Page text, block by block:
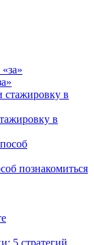
в
познакомиться